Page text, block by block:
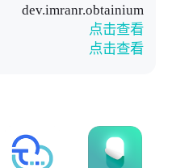
dev.imranr.obtainium
点击查看
点击查看